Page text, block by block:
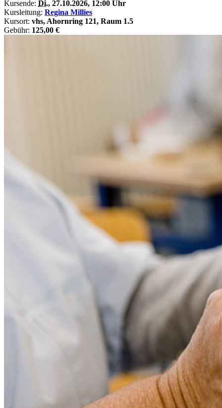
Kursende: Di., 27.10.2026, 12:00 Uhr
Kursleitung: Regina Millies
Kursort: vhs, Ahornring 121, Raum 1.5
Gebühr: 125,00 €